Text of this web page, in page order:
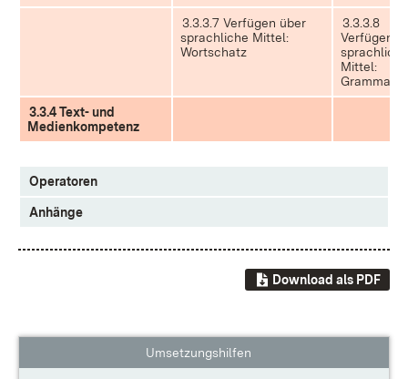
3.3.3.7 Verfügen über
sprachliche Mittel:
Wortschatz
3.3.3.8
Verfügen
sprachliche
Mittel:
Grammatik
3.3.4 Text- und
Medienkompetenz
Operatoren
Anhänge
Download als PDF
Umsetzungshilfen